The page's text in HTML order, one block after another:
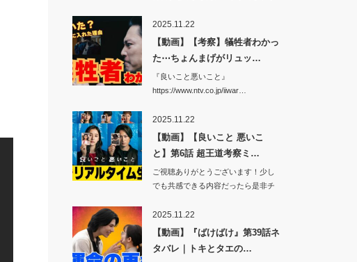
2025.11.22
【動画】【考察】犠牲者わかっ
た⋯ちょんまげがリュッ…
『良いこと悪いこと』
https://www.ntv.co.jp/iiwar…
2025.11.22
【動画】【良いこと 悪いこ
と】第6話 超王道考察ミ…
ご視聴ありがとうございます！少し
でも共感できる内容だったら是非チ
2025.11.22
【動画】『ばけばけ』第39話ネ
タバレ｜トキとタエの…